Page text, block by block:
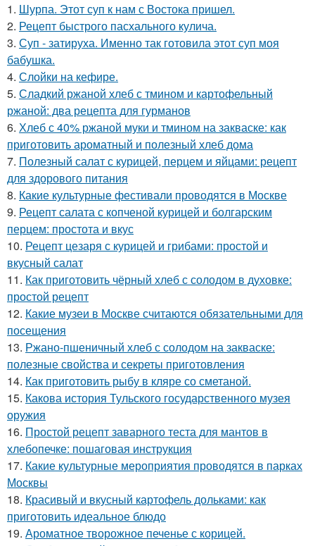
1. Шурпа. Этот суп к нам с Востока пришел.
2. Рецепт быстрого пасхального кулича.
3. Суп - затируха. Именно так готовила этот суп моя
бабушка.
4. Слойки на кефире.
5. Сладкий ржаной хлеб с тмином и картофельный
ржаной: два рецепта для гурманов
6. Хлеб с 40% ржаной муки и тмином на закваске: как
приготовить ароматный и полезный хлеб дома
7. Полезный салат с курицей, перцем и яйцами: рецепт
для здорового питания
8. Какие культурные фестивали проводятся в Москве
9. Рецепт салата с копченой курицей и болгарским
перцем: простота и вкус
10. Рецепт цезаря с курицей и грибами: простой и
вкусный салат
11. Как приготовить чёрный хлеб с солодом в духовке:
простой рецепт
12. Какие музеи в Москве считаются обязательными для
посещения
13. Ржано-пшеничный хлеб с солодом на закваске:
полезные свойства и секреты приготовления
14. Как приготовить рыбу в кляре со сметаной.
15. Какова история Тульского государственного музея
оружия
16. Простой рецепт заварного теста для мантов в
хлебопечке: пошаговая инструкция
17. Какие культурные мероприятия проводятся в парках
Москвы
18. Красивый и вкусный картофель дольками: как
приготовить идеальное блюдо
19. Ароматное творожное печенье с корицей.